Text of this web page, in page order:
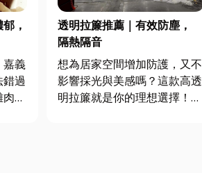
，
嘉義
錯過
與
般
加
透明拉簾推薦｜有效防塵，
隔熱隔音
想為居家空間增加防護，又不
影響採光與美感嗎？這款高透
明拉簾就是你的理想選擇！採